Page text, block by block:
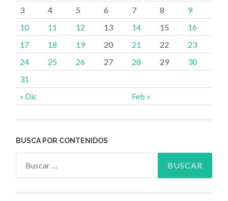
« Dic Feb »
3
4 5 6 7 8
9
10
11 12 13 14 15
16
17
18 19 20 21 22
23
24
25 26 27 28 29
30
31
BUSCA POR CONTENIDOS